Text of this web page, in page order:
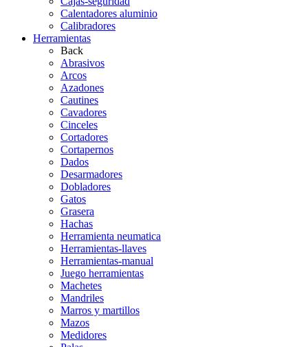
Calentadores aluminio
Calibradores
Herramientas
Back
Abrasivos
Arcos
Azadones
Cautines
Cavadores
Cinceles
Cortadores
Cortapernos
Dados
Desarmadores
Dobladores
Gatos
Grasera
Hachas
Herramienta neumatica
Herramientas-llaves
Herramientas-manual
Juego herramientas
Machetes
Mandriles
Marros y martillos
Mazos
Medidores